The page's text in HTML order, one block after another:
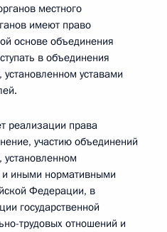
местного
имеют право
основе объединения
в объединения
уставами
реализации права
участию объединений
установленном
иными нормативными
Федерации, в
государственной
трудовых отношений и